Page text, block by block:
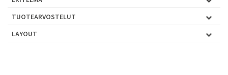
TUOTEARVOSTELUT
LAYOUT